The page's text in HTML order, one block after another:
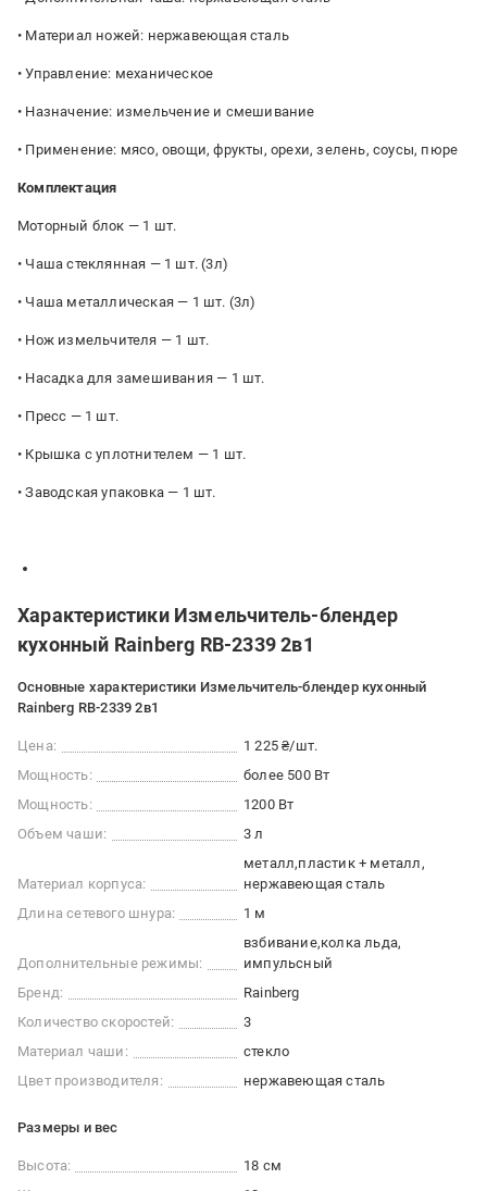
• Материал ножей: нержавеющая сталь
• Управление: механическое
• Назначение: измельчение и смешивание
• Применение: мясо, овощи, фрукты, орехи, зелень, соусы, пюре
Комплектация
Моторный блок — 1 шт.
• Чаша стеклянная — 1 шт. (3л)
• Чаша металлическая — 1 шт. (3л)
• Нож измельчителя — 1 шт.
• Насадка для замешивания — 1 шт.
• Пресс — 1 шт.
• Крышка с уплотнителем — 1 шт.
• Заводская упаковка — 1 шт.
Характеристики Измельчитель-блендер
кухонный Rainberg RB-2339 2в1
Основные характеристики Измельчитель-блендер кухонный
Rainberg RB-2339 2в1
Цена:
1 225 ₴/шт.
Мощность:
более 500 Вт
Мощность:
1200 Вт
Объем чаши:
3 л
Материал корпуса:
металл пластик + металл
нержавеющая сталь
Длина сетевого шнура:
1 м
Дополнительные режимы:
взбивание колка льда
импульсный
Бренд:
Rainberg
Количество скоростей:
3
Материал чаши:
стекло
Цвет производителя:
нержавеющая сталь
Размеры и вес
Высота:
18 см